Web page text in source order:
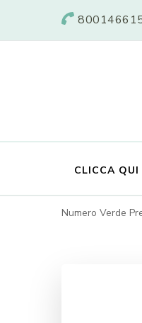
CLICCA QUI
Numero Verde